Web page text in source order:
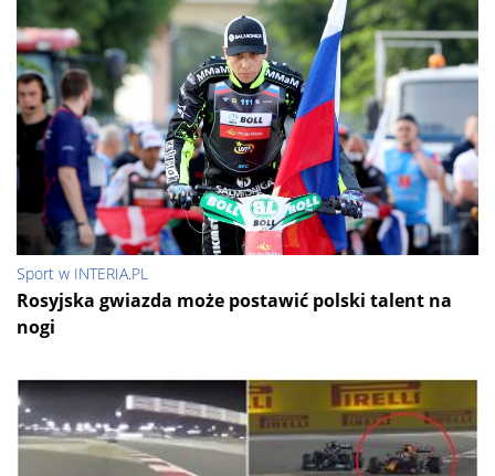
Sport w INTERIA.PL
Rosyjska gwiazda może postawić polski talent na
nogi